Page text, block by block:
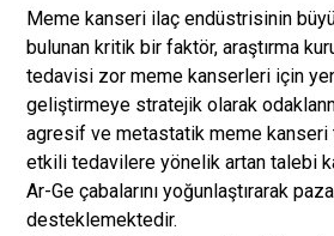
Meme kanseri ilaç endüstrisinin
bulunan kritik bir faktör, araştırma
tedavisi zor meme kanserleri için
geliştirmeye stratejik olarak
agresif ve metastatik meme kanseri
etkili tedavilere yönelik artan talebi
Ar-Ge çabalarını yoğunlaştırarak
desteklemektedir.